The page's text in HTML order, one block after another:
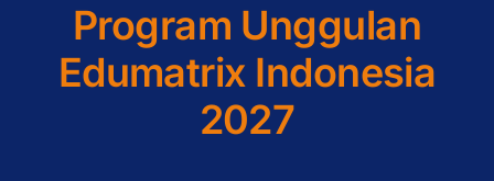
Program Unggulan
Edumatrix Indonesia
2027